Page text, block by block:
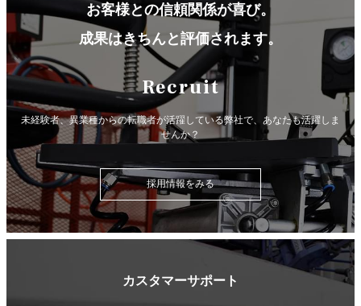
お客様との信頼関係が喜び。
成果はきちんと評価されます。
Recruit
未経験者、異業種からの転職者が活躍している弊社で、 あなたも活躍しま
せんか？
採用情報をみる
カスタマーサポート